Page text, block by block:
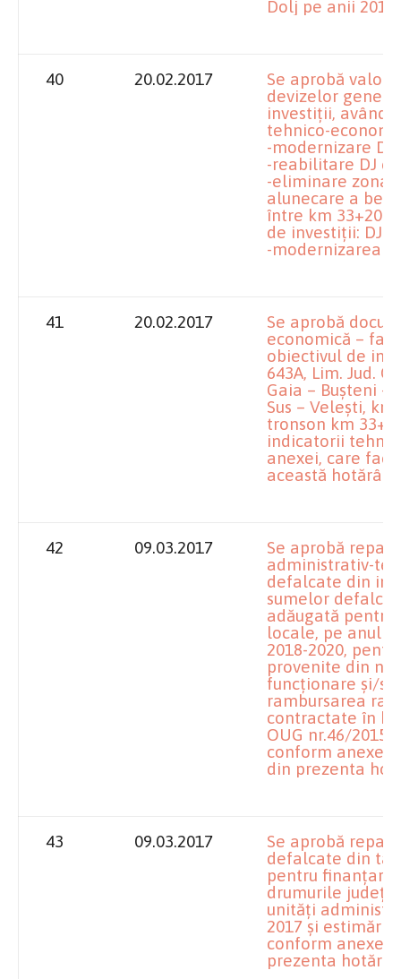
Dolj pe anii 2017
40 20.02.2017
Se aprobă
devizelor
investiţii, având
tehnico-
-modernizare DJ
-reabilitare DJ
-eliminare zona
alunecare a
între km 33+200
de investiţii: DJ
-modernizarea
41 20.02.2017
Se aprobă
economică –
obiectivul de
643A, Lim. Jud.
Gaia – Buşteni -
Sus – Veleşti, km
tronson km
indicatorii
anexei, care
această hotărâre.
42 09.03.2017
Se aprobă
administrativ-
defalcate din
sumelor
adăugată
locale, pe anul
2018-2020,
provenite din
funcţionare şi/
rambursarea
contractate în
OUG nr.46/2015,
conform
din prezenta
43 09.03.2017
Se aprobă
defalcate din
pentru
drumurile
unităţi
2017 şi
conform anexei
prezenta